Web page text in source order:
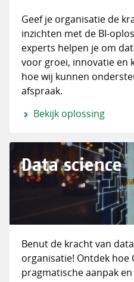
Geef je organisatie de
inzichten met de BI-
experts helpen je om
voor groei, innovatie en
hoe wij kunnen
afspraak.
Bekijk oplossing
Data science
Benut de kracht van
organisatie! Ontdek hoe
pragmatische aanpak